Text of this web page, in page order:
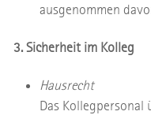
ausgenommen
3. Sicherheit im Kolleg
Hausrecht
Das Kollegpersonal